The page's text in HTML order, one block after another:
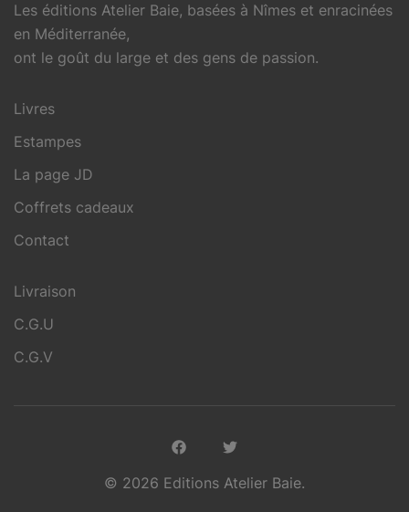
Les éditions Atelier Baie, basées à Nîmes et enracinées
en Méditerranée,
ont le goût du large et des gens de passion.
Livres
Estampes
La page JD
Coffrets cadeaux
Contact
Livraison
C.G.U
C.G.V
© 2026 Editions Atelier Baie.